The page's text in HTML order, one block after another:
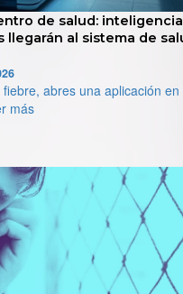
para proteger la salud
combatirá la depresión
el embarazo
México aprobó un conjunto de
más